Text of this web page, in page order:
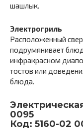
шашлык.
Электрогриль
Расположенный
подрумянивает
инфракрасном
тостов или
блюда.
0095
Код: 5160-02